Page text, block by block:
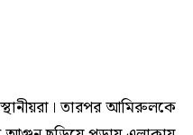
তারপর আমিরুলকে